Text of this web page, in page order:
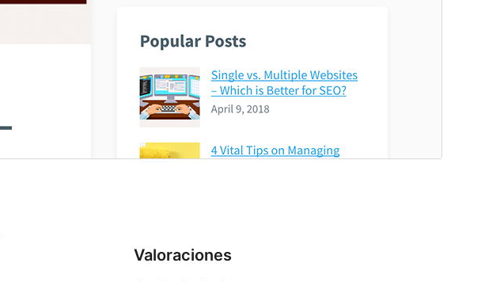
Valoraciones